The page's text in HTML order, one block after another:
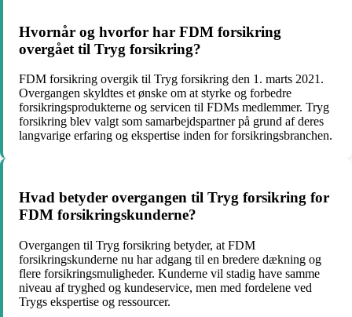
Hvornår og hvorfor har FDM forsikring
overgået til Tryg forsikring?
FDM forsikring overgik til Tryg forsikring den 1. marts 2021.
Overgangen skyldtes et ønske om at styrke og forbedre
forsikringsprodukterne og servicen til FDMs medlemmer. Tryg
forsikring blev valgt som samarbejdspartner på grund af deres
langvarige erfaring og ekspertise inden for forsikringsbranchen.
Hvad betyder overgangen til Tryg forsikring for
FDM forsikringskunderne?
Overgangen til Tryg forsikring betyder, at FDM
forsikringskunderne nu har adgang til en bredere dækning og
flere forsikringsmuligheder. Kunderne vil stadig have samme
niveau af tryghed og kundeservice, men med fordelene ved
Trygs ekspertise og ressourcer.